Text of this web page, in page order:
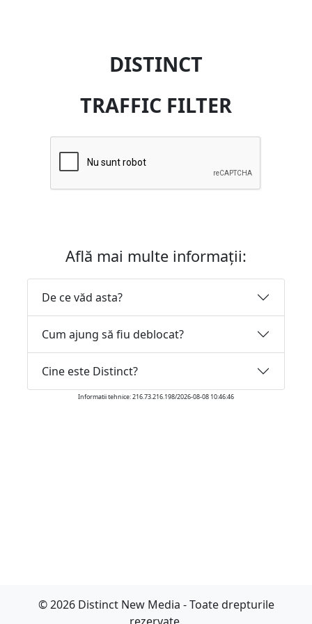
DISTINCT
TRAFFIC FILTER
Află mai multe informații:
De ce văd asta?
Cum ajung să fiu deblocat?
Cine este Distinct?
Informatii tehnice: 216.73.216.198/2026-08-08 10:46:46
© 2026 Distinct New Media - Toate drepturile